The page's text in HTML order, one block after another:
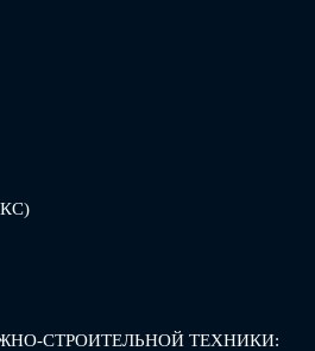
СТРОИТЕЛЬНОЙ ТЕХНИКИ: